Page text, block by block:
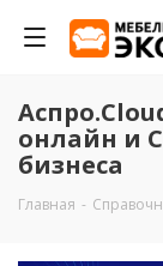
онлайн и
бизнеса
Главная -